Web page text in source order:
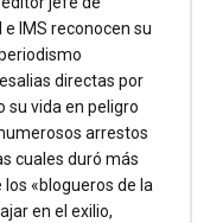
e IMS reconocen su
directas por
su vida en peligro
arrestos
cuales duró más
los «blogueros de la
en el exilio,